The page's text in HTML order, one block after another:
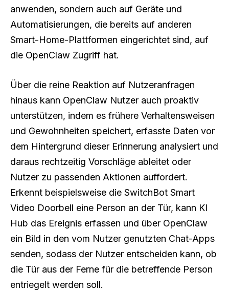
anwenden, sondern auch auf Geräte und
Automatisierungen, die bereits auf anderen
Smart-Home-Plattformen eingerichtet sind, auf
die OpenClaw Zugriff hat.
Über die reine Reaktion auf Nutzeranfragen
hinaus kann OpenClaw Nutzer auch proaktiv
unterstützen, indem es frühere Verhaltensweisen
und Gewohnheiten speichert, erfasste Daten vor
dem Hintergrund dieser Erinnerung analysiert und
daraus rechtzeitig Vorschläge ableitet oder
Nutzer zu passenden Aktionen auffordert.
Erkennt beispielsweise die SwitchBot Smart
Video Doorbell eine Person an der Tür, kann KI
Hub das Ereignis erfassen und über OpenClaw
ein Bild in den vom Nutzer genutzten Chat-Apps
senden, sodass der Nutzer entscheiden kann, ob
die Tür aus der Ferne für die betreffende Person
entriegelt werden soll.